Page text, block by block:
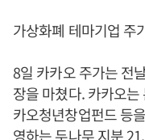
가상화폐 테마기업 주
8일 카카오 주가는 전
장을 마쳤다. 카카오
카오청년창업펀드 등
영하는 두나무 지분